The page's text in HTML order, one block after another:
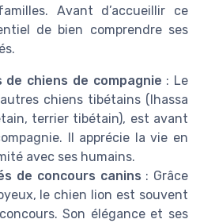
Avant d’accueillir ce
de bien comprendre ses
chiens de compagnie : Le
chiens tibétains (lhassa
terrier tibétain), est avant
Il apprécie la vie en
avec ses humains.
de concours canins : Grâce
le chien lion est souvent
Son élégance et ses